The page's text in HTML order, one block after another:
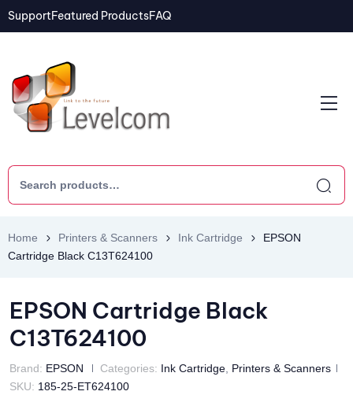
SupportFeatured ProductsFAQ
Home Printers & Scanners Ink Cartridge
EPSON
Cartridge Black C13T624100
EPSON Cartridge Black
C13T624100
Brand: EPSON Categories: Ink Cartridge Printers & Scanners
SKU: 185-25-ET624100